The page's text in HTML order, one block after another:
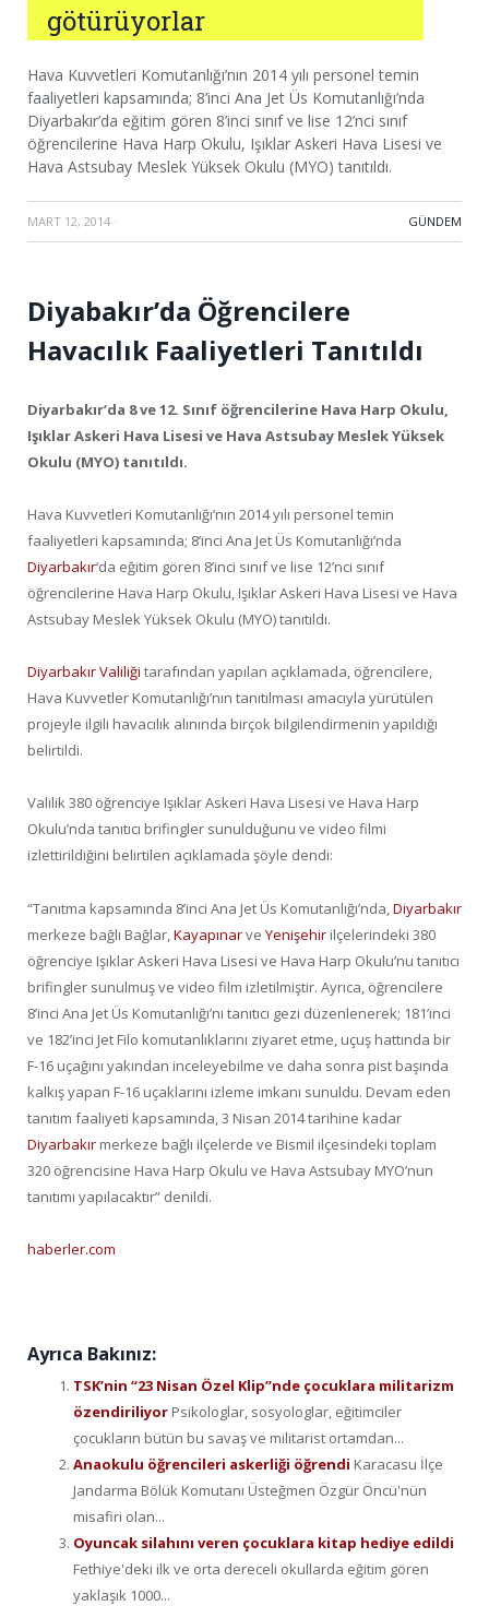
götürüyorlar
Hava Kuvvetleri Komutanlığı’nın 2014 yılı personel temin
faaliyetleri kapsamında; 8’inci Ana Jet Üs Komutanlığı’nda
Diyarbakır’da eğitim gören 8’inci sınıf ve lise 12’nci sınıf
öğrencilerine Hava Harp Okulu, Işıklar Askeri Hava Lisesi ve
Hava Astsubay Meslek Yüksek Okulu (MYO) tanıtıldı.
MART 12, 2014 · GÜNDEM
Diyabakır’da Öğrencilere
Havacılık Faaliyetleri Tanıtıldı
Diyarbakır’da 8 ve 12. Sınıf öğrencilerine Hava Harp Okulu,
Işıklar Askeri Hava Lisesi ve Hava Astsubay Meslek Yüksek
Okulu (MYO) tanıtıldı.
Hava Kuvvetleri Komutanlığı’nın 2014 yılı personel temin
faaliyetleri kapsamında; 8’inci Ana Jet Üs Komutanlığı’nda
Diyarbakır‘da eğitim gören 8’inci sınıf ve lise 12’nci sınıf
öğrencilerine Hava Harp Okulu, Işıklar Askeri Hava Lisesi ve Hava
Astsubay Meslek Yüksek Okulu (MYO) tanıtıldı.
Diyarbakır Valiliği tarafından yapılan açıklamada, öğrencilere,
Hava Kuvvetler Komutanlığı’nın tanıtılması amacıyla yürütülen
projeyle ilgili havacılık alınında birçok bilgilendirmenin yapıldığı
belirtildi.
Valilik 380 öğrenciye Işıklar Askeri Hava Lisesi ve Hava Harp
Okulu’nda tanıtıcı brifingler sunulduğunu ve video filmi
izlettirildiğini belirtilen açıklamada şöyle dendi:
“Tanıtma kapsamında 8’inci Ana Jet Üs Komutanlığı’nda, Diyarbakır
merkeze bağlı Bağlar, Kayapınarve Yenişehir ilçelerindeki 380
öğrenciye Işıklar Askeri Hava Lisesi ve Hava Harp Okulu’nu tanıtıcı
brifingler sunulmuş ve video film izletilmiştir. Ayrıca, öğrencilere
8’inci Ana Jet Üs Komutanlığı’nı tanıtıcı gezi düzenlenerek; 181’inci
ve 182’inci Jet Filo komutanlıklarını ziyaret etme, uçuş hattında bir
F-16 uçağını yakından inceleyebilme ve daha sonra pist başında
kalkış yapan F-16 uçaklarını izleme imkanı sunuldu. Devam eden
tanıtım faaliyeti kapsamında, 3 Nisan 2014 tarihine kadar
Diyarbakır merkeze bağlı ilçelerde ve Bismil ilçesindeki toplam
320 öğrencisine Hava Harp Okulu ve Hava Astsubay MYO’nun
tanıtımı yapılacaktır” denildi.
haberler.com
Ayrıca Bakınız:
TSK’nin “23 Nisan Özel Klip”nde çocuklara militarizm
özendiriliyor Psikologlar, sosyologlar, eğitimciler
çocukların bütün bu savaş ve militarist ortamdan...
Anaokulu öğrencileri askerliği öğrendi Karacasu İlçe
Jandarma Bölük Komutanı Üsteğmen Özgür Öncü'nün
misafiri olan...
Oyuncak silahını veren çocuklara kitap hediye edildi
Fethiye'deki ilk ve orta dereceli okullarda eğitim gören
yaklaşık 1000...